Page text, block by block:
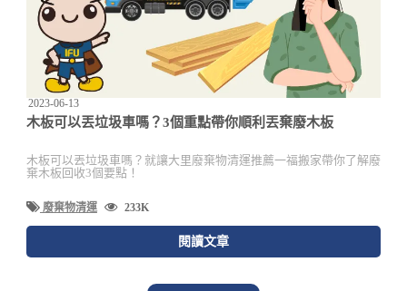
2023-06-13
木板可以丟垃圾車嗎？3個重點帶你順利丟棄廢木板
木板可以丟垃圾車嗎？就讓大里廢棄物清運推薦一福搬家帶你了解廢
棄木板回收3個要點！
廢棄物清運 233K
閱讀文章